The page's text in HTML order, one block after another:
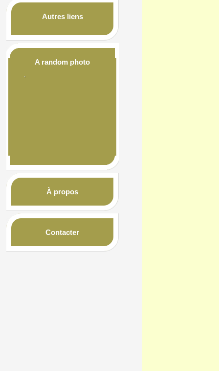
Autres liens
A random photo
À propos
Contacter